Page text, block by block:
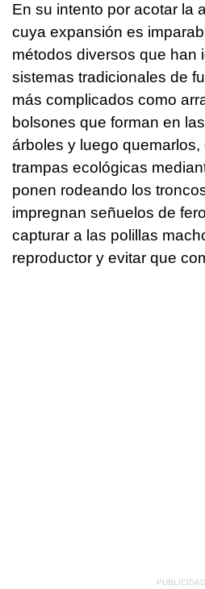
En su intento por acotar la
cuya expansión es
métodos diversos que han
sistemas tradicionales de
más complicados como
bolsones que forman en
árboles y luego
trampas ecológicas
ponen rodeando los
impregnan señuelos de
capturar a las polillas
reproductor y evitar que